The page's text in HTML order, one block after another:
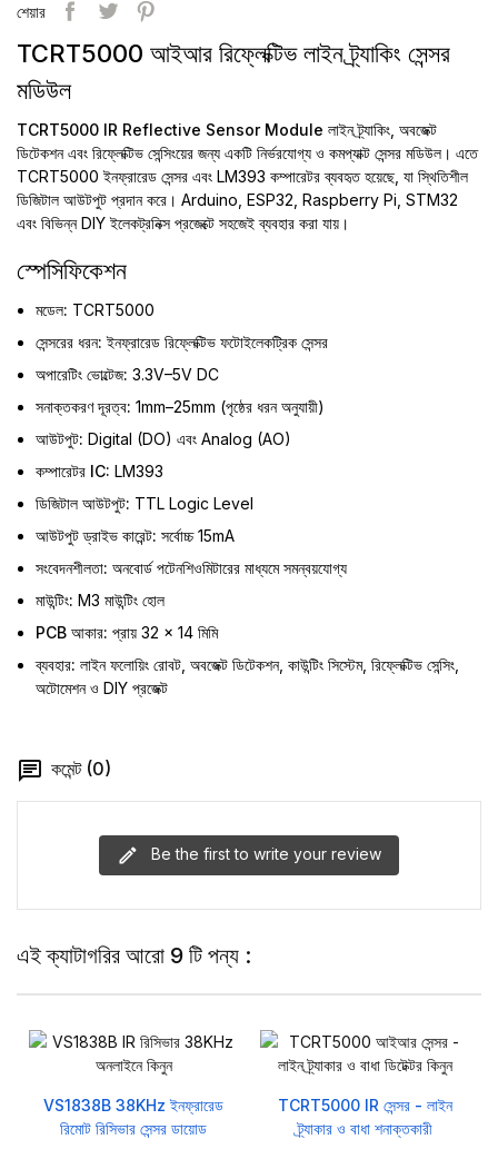
শেয়ার
TCRT5000 আইআর রিফ্লেক্টিভ লাইন ট্র্যাকিং সেন্সর
মডিউল
TCRT5000 IR Reflective Sensor Module লাইন ট্র্যাকিং, অবজেক্ট
ডিটেকশন এবং রিফ্লেক্টিভ সেন্সিংয়ের জন্য একটি নির্ভরযোগ্য ও কমপ্যাক্ট সেন্সর মডিউল। এতে
TCRT5000 ইনফ্রারেড সেন্সর এবং LM393 কম্পারেটর ব্যবহৃত হয়েছে, যা স্থিতিশীল
ডিজিটাল আউটপুট প্রদান করে। Arduino, ESP32, Raspberry Pi, STM32
এবং বিভিন্ন DIY ইলেকট্রনিক্স প্রজেক্টে সহজেই ব্যবহার করা যায়।
স্পেসিফিকেশন
মডেল: TCRT5000
সেন্সরের ধরন: ইনফ্রারেড রিফ্লেক্টিভ ফটোইলেকট্রিক সেন্সর
অপারেটিং ভোল্টেজ: 3.3V–5V DC
সনাক্তকরণ দূরত্ব: 1mm–25mm (পৃষ্ঠের ধরন অনুযায়ী)
আউটপুট: Digital (DO) এবং Analog (AO)
কম্পারেটর IC: LM393
ডিজিটাল আউটপুট: TTL Logic Level
আউটপুট ড্রাইভ কারেন্ট: সর্বোচ্চ 15mA
সংবেদনশীলতা: অনবোর্ড পটেনশিওমিটারের মাধ্যমে সমন্বয়যোগ্য
মাউন্টিং: M3 মাউন্টিং হোল
PCB আকার: প্রায় 32 × 14 মিমি
ব্যবহার: লাইন ফলোয়িং রোবট, অবজেক্ট ডিটেকশন, কাউন্টিং সিস্টেম, রিফ্লেক্টিভ সেন্সিং,
অটোমেশন ও DIY প্রজেক্ট
কমেন্ট (0)
Be the first to write your review
এই ক্যাটাগরির আরো 9 টি পন্য :
VS1838B 38KHz ইনফ্রারেড
রিমোট রিসিভার সেন্সর ডায়োড
TCRT5000 IR সেন্সর - লাইন
ট্র্যাকার ও বাধা শনাক্তকারী